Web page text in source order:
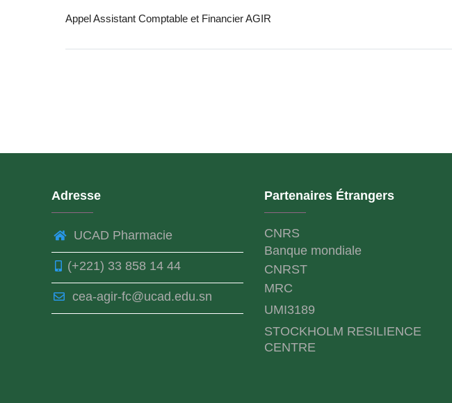
Appel Assistant Comptable et Financier AGIR
Adresse
UCAD Pharmacie
(+221) 33 858 14 44
cea-agir-fc@ucad.edu.sn
Partenaires Étrangers
CNRS
Banque mondiale
CNRST
MRC
UMI3189
STOCKHOLM RESILIENCE
CENTRE